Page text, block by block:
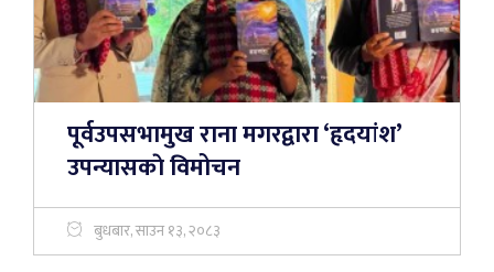
पूर्वउपसभामुख राना मगरद्वारा ‘हृदयांश’
उपन्यासकाे विमोचन
बुधबार, साउन १३, २०८३